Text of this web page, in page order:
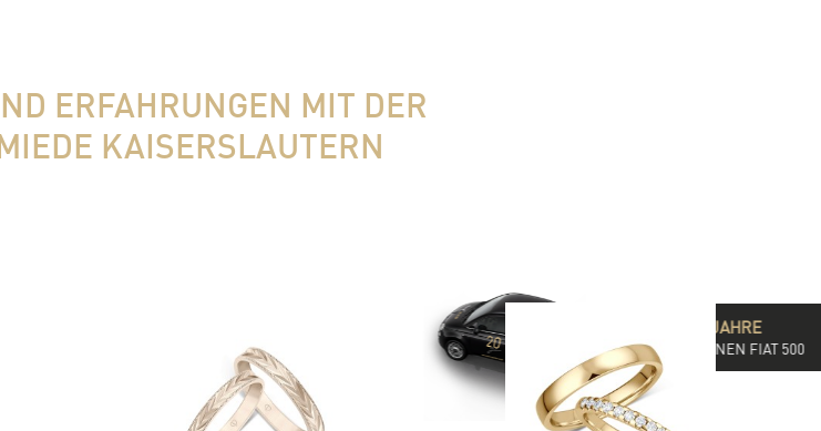
ERFAHRUNGEN MIT DER
KAISERSLAUTERN
WIR FEIERN 20 JAHRE
& IHR GEWINNT EINEN FIAT 500